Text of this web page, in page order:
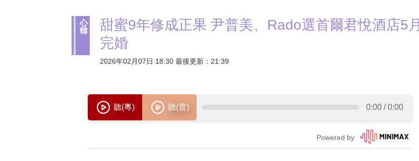
心
韓
甜蜜9年修成正果 尹普美、Rado選首爾君悅酒店5月
完婚
2026年02月07日 18:30 最後更新：21:39